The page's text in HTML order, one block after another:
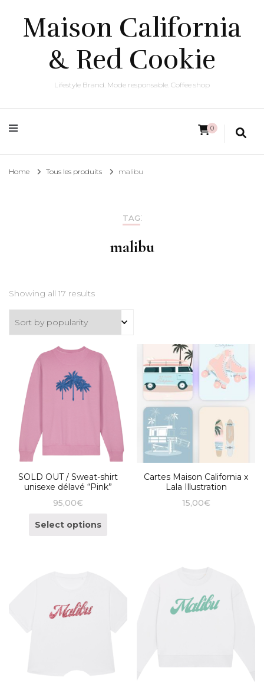
Maison California
& Red Cookie
Lifestyle Brand. Mode responsable. Coffee shop
0
Home Tous les produits malibu
TAG:
malibu
Showing all 17 results
SOLD OUT / Sweat-shirt
unisexe délavé “Pink”
95,00€
Select options
Cartes Maison California x
Lala Illustration
15,00€